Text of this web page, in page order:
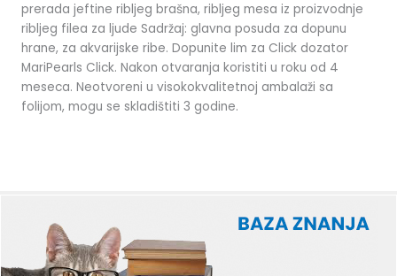
prerada jeftine ribljeg brašna, ribljeg mesa iz proizvodnje
ribljeg filea za ljude Sadržaj: glavna posuda za dopunu
hrane, za akvarijske ribe. Dopunite lim za Click dozator
MariPearls Click. Nakon otvaranja koristiti u roku od 4
meseca. Neotvoreni u visokokvalitetnoj ambalaži sa
folijom, mogu se skladištiti 3 godine.